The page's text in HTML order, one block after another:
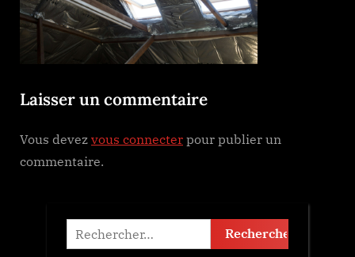
Laisser un commentaire
Vous devez vous connecter pour publier un
commentaire.
Rechercher :